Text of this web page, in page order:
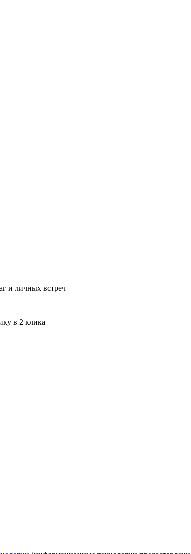
и личных встреч
в 2 клика